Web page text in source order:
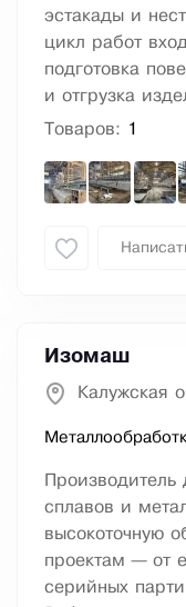
эстакады и
цикл работ
подготовка
и отгрузка
Товаров: 1
Изомаш
Калужская
сплавов и
высокоточную
проектам — от
серийных